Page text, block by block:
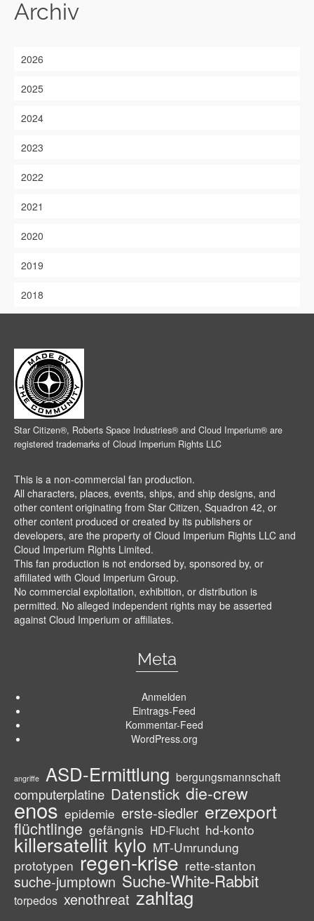
Archiv
2026
2025
2024
2023
2022
2021
2020
2019
2018
Star Citizen®, Roberts Space Industries® and Cloud Imperium® are
registered trademarks of Cloud Imperium Rights LLC
This is a non-commercial fan production.
All characters, places, events, ships, and ship designs, and
other content originating from Star Citizen, Squadron 42, or
other content produced or created by its publishers or
developers, are the property of Cloud Imperium Rights LLC and
Cloud Imperium Rights Limited.
This fan production is not endorsed by, sponsored by, or
affiliated with Cloud Imperium Group.
No commercial exploitation, exhibition, or distribution is
permitted. No alleged independent rights may be asserted
against Cloud Imperium or affiliates.
Meta
Anmelden
Eintrags-Feed
Kommentar-Feed
WordPress.org
angriffe ASD-Ermittlung bergungsmannschaft
computerplatine Datenstick die-crew
enos epidemie erste-siedler erzexport
flüchtlinge gefängnis HD-Flucht hd-konto
killersatellit kylo MT-Umrundung
prototypen regen-krise rette-stanton
suche-jumptown Suche-White-Rabbit
torpedos xenothreat zahltag